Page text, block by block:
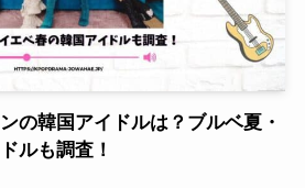
の韓国アイドルは？ブルベ夏・
ルも調査！